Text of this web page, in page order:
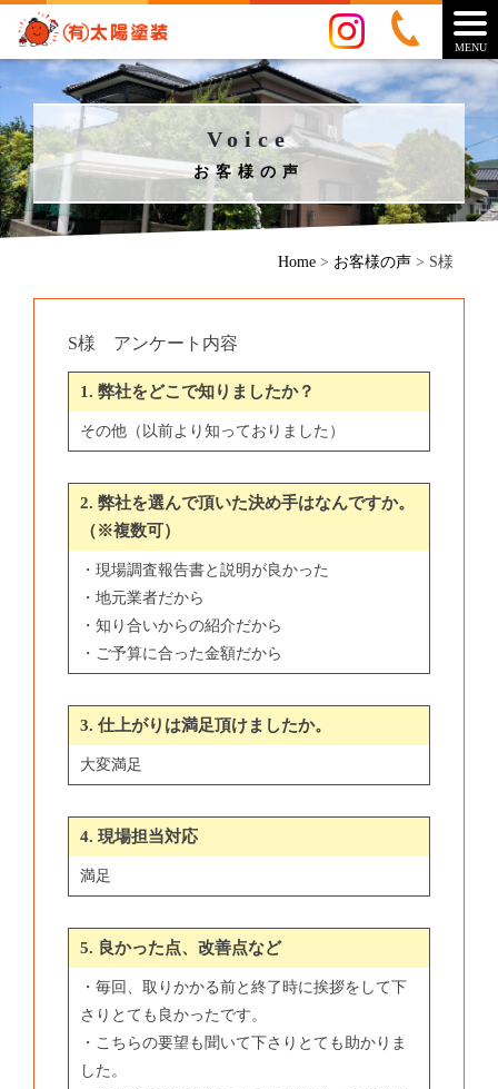
MENU
Voice
お客様の声
Home > お客様の声 > S様
S様 アンケート内容
1. 弊社をどこで知りましたか？
その他（以前より知っておりました）
2. 弊社を選んで頂いた決め手はなんですか。
（※複数可）
・現場調査報告書と説明が良かった
・地元業者だから
・知り合いからの紹介だから
・ご予算に合った金額だから
3. 仕上がりは満足頂けましたか。
大変満足
4. 現場担当対応
満足
5. 良かった点、改善点など
・毎回、取りかかる前と終了時に挨拶をして下
さりとても良かったです。
・こちらの要望も聞いて下さりとても助かりま
した。